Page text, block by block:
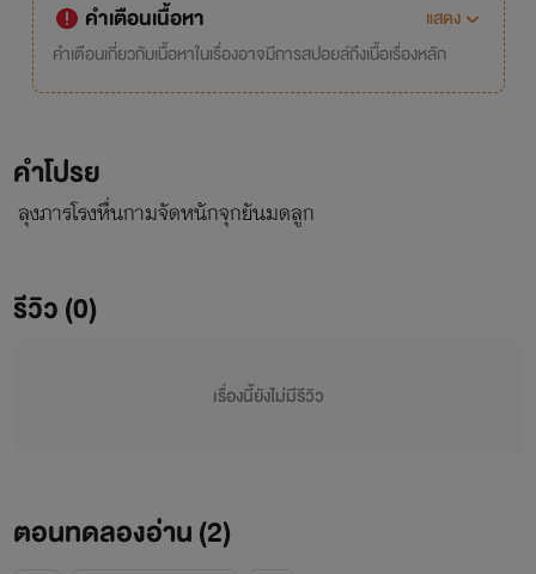
คำเตือนเนื้อหา
แสดง
คำเตือนเกี่ยวกับเนื้อหาในเรื่องอาจมีการสปอยล์ถึงเนื้อเรื่องหลัก
คำโปรย
ลุงภารโรงหื่นกามจัดหนักจุกยันมดลูก
รีวิว (0)
เรื่องนี้ยังไม่มีรีวิว
ตอนทดลองอ่าน (2)